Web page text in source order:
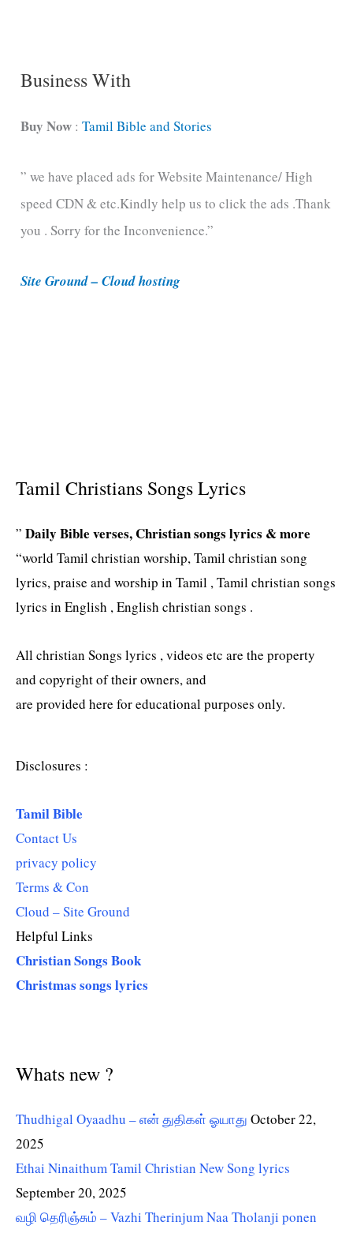
C
t
g
o
r
e
Business With
Buy Now :Tamil Bible and Stories
” we have placed ads for Website Maintenance/ High
speed CDN & etc.Kindly help us to click the ads .Thank
you . Sorry for the Inconvenience.”
Site Ground – Cloud hosting
Tamil Christians Songs Lyrics
” Daily Bible verses, Christian songs lyrics & more
“world Tamil christian worship, Tamil christian song
lyrics, praise and worship in Tamil , Tamil christian songs
lyrics in English , English christian songs .
All christian Songs lyrics , videos etc are the property
and copyright of their owners, and
are provided here for educational purposes only.
Disclosures :
Tamil Bible
Contact Us
privacy policy
Terms & Con
Cloud – Site Ground
Helpful Links
Christian Songs Book
Christmas songs lyrics
Whats new ?
Thudhigal Oyaadhu – என் துதிகள் ஓயாது October 22,
2025
Ethai Ninaithum Tamil Christian New Song lyrics
September 20, 2025
வழி தெரிஞ்சும் – Vazhi Therinjum Naa Tholanji ponen